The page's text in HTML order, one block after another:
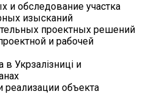
и обследование участка
изысканий
проектных решений
и рабочей
в Укрзалізниці и
реализации объекта